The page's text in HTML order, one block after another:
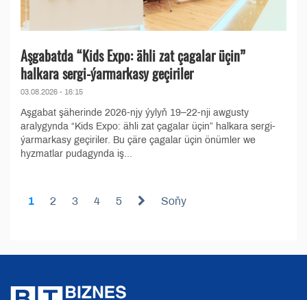
Aşgabatda “Kids Expo: ähli zat çagalar üçin”
halkara sergi-ýarmarkasy geçiriler
03.08.2026 - 16:15
Aşgabat şäherinde 2026-njy ýylyň 19–22-nji awgusty
aralygynda “Kids Expo: ähli zat çagalar üçin” halkara sergi-
ýarmarkasy geçiriler. Bu çäre çagalar üçin önümler we
hyzmatlar pudagynda iş...
1 2 3 4 5 Soňy